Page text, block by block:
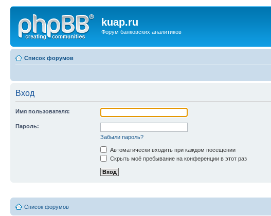
kuap.ru
Форум банковских аналитиков
Список форумов
Вход
Имя пользователя:
Пароль:
Забыли пароль?
Автоматически входить при каждом посещении
Скрыть моё пребывание на конференции в этот раз
Список форумов